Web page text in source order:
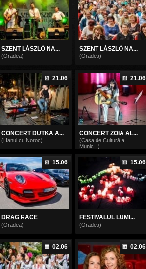
SZENT LÁSZLÓ NA...
(Oradea)
SZENT LÁSZLÓ NA...
(Oradea)
21.06
CONCERT DUTKA A...
(Hanul cu Noroc)
21.06
CONCERT ZOIA AL...
(Casa de Cultură a
Munic...)
15.06
DRAG RACE
(Oradea)
15.06
FESTIVALUL LUMI...
(Oradea)
02.06 02.06